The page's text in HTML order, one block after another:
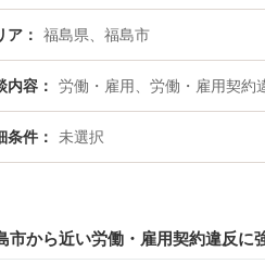
ア 福島県、福島市
内容 労働・雇用、労働・雇用契約
条件 未選択
市から近い労働・雇用契約違反に